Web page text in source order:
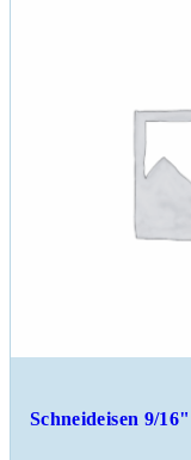
Schneideisen 9/16"